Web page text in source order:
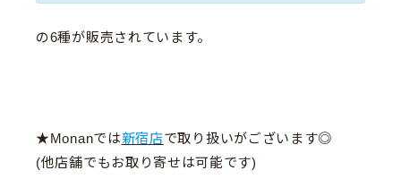
の6種が販売されています。
★Monanでは新宿店で取り扱いがございます◎
(他店舗でもお取り寄せは可能です)